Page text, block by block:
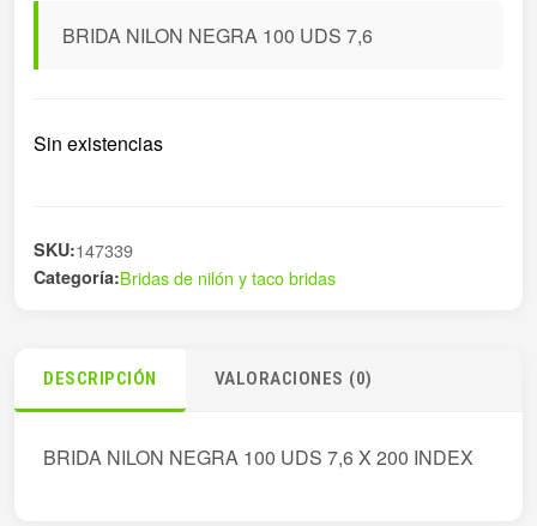
BRIDA NILON NEGRA 100 UDS 7,6
Sin existencias
SKU:147339
Categoría:Bridas de nilón y taco bridas
DESCRIPCIÓN VALORACIONES (0)
BRIDA NILON NEGRA 100 UDS 7,6 X 200 INDEX